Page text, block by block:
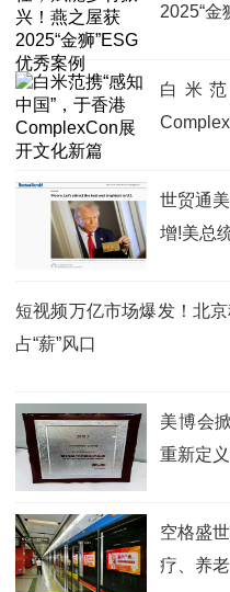
2025“金
白米
世贸通
增!美总
短视频万亿市场爆发！北
占“薪”风口
美博会
重新定
空格盛
疗、养